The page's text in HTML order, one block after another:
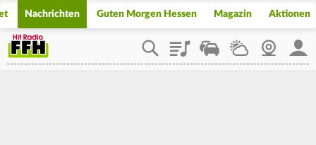
Nachrichten Guten Morgen Hessen Magazin Aktionen
PlaylistStaupilotWetterWebcam